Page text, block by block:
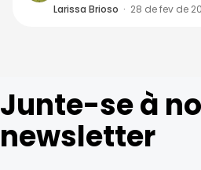
Larissa Brioso · 28 de fev de
Junte-se à
newsletter